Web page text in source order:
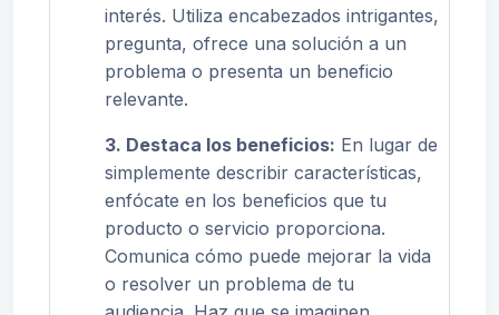
interés. Utiliza encabezados intrigantes,
pregunta, ofrece una solución a un
problema o presenta un beneficio
relevante.
3. Destaca los beneficios: En lugar de
simplemente describir características,
enfócate en los beneficios que tu
producto o servicio proporciona.
Comunica cómo puede mejorar la vida
o resolver un problema de tu